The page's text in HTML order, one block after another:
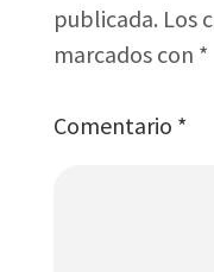
publicada. Los
marcados con *
Comentario *